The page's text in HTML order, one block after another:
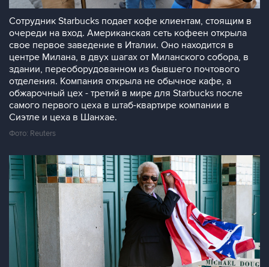
Сотрудник Starbucks подает кофе клиентам, стоящим в
очереди на вход. Американская сеть кофеен открыла
свое первое заведение в Италии. Оно находится в
центре Милана, в двух шагах от Миланского собора, в
здании, переоборудованном из бывшего почтового
отделения. Компания открыла не обычное кафе, а
обжарочный цех - третий в мире для Starbucks после
самого первого цеха в штаб-квартире компании в
Сиэтле и цеха в Шанхае.
Фото: Reuters